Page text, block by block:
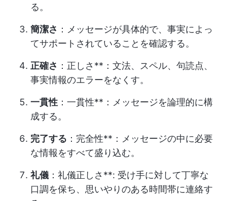
る。
簡潔さ ：メッセージが具体的で、事実によっ
てサポートされていることを確認する。
正確さ ：正しさ**：文法、スペル、句読点、
事実情報のエラーをなくす。
一貫性 ：一貫性**：メッセージを論理的に構
成する。
完了する ：完全性**：メッセージの中に必要
な情報をすべて盛り込む。
礼儀 ：礼儀正しさ**: 受け手に対して丁寧な
口調を保ち、思いやりのある時間帯に連絡す